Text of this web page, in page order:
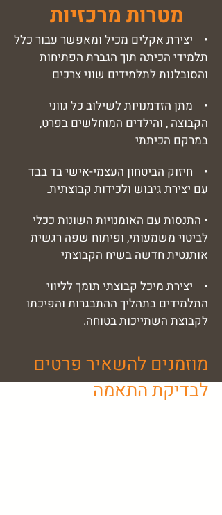
מטרות מרכזיות
• יצירת אקלים מכיל ומאפשר עבור כלל
תלמידי הכיתה תוך הגברת הפתיחות
והסובלנות לתלמידים שוני צרכים
• מתן הזדמנויות לשילוב כל גווני
הקבוצה , והילדים המוחלשים בפרט,
במרקם הכיתתי
• חיזוק הביטחון העצמי-אישי בד בבד
עם יצירת גיבוש ולכידות קבוצתית.
• התנסות עם האומנויות השונות ככלי
לביטוי משמעותי, ופיתוח שפה רגשית
אותנטית חדשה בשיח הקבוצתי
• יצירת מיכל קבוצתי תומך לליווי
התלמידים בתהליך ההתבגרות והפיכתו
לקבוצת השתייכות בטוחה.
מוזמנים להשאיר פרטים
לבדיקת התאמה